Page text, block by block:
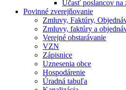
Účasť poslancov na
Povinné zverejňovanie
Zmluvy, Faktúry,
Zmluvy, faktúry a
Verejné obstarávanie
VZN
Zápisnice
Uznesenia obce
Hospodárenie
Úradná tabuľa